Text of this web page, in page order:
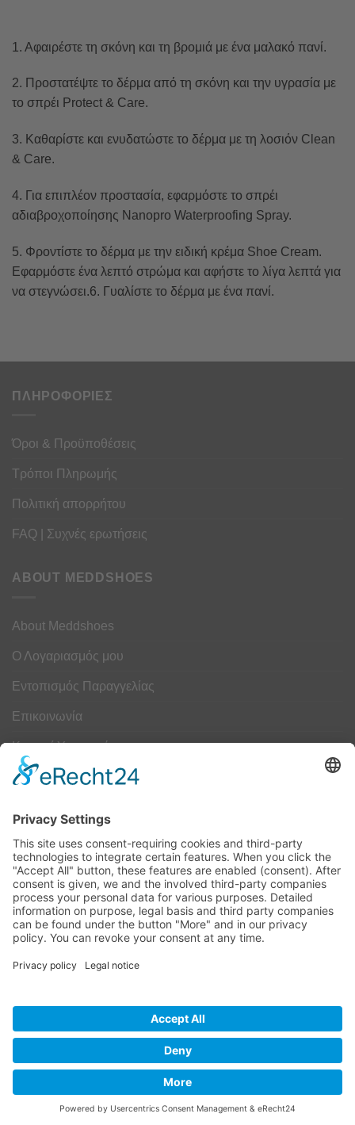
1. Αφαιρέστε τη σκόνη και τη βρομιά με ένα μαλακό πανί.
2. Προστατέψτε το δέρμα από τη σκόνη και την υγρασία με
το σπρέι Protect & Care.
3. Καθαρίστε και ενυδατώστε το δέρμα με τη λοσιόν Clean
& Care.
4. Για επιπλέον προστασία, εφαρμόστε το σπρέι
αδιαβροχοποίησης Nanopro Waterproofing Spray.
5. Φροντίστε το δέρμα με την ειδική κρέμα Shoe Cream.
Εφαρμόστε ένα λεπτό στρώμα και αφήστε το λίγα λεπτά για
να στεγνώσει.6. Γυαλίστε το δέρμα με ένα πανί.
ΠΛΗΡΟΦΟΡΙΕΣ
Όροι & Προϋποθέσεις
Τρόποι Πληρωμής
Πολιτική απορρήτου
FAQ | Συχνές ερωτήσεις
ABOUT MEDDSHOES
About Meddshoes
Ο Λογαριασμός μου
Εντοπισμός Παραγγελίας
Επικοινωνία
Κουμπί Υπαναχώρησης
Camper Οδηγός Μεγεθών
ΤΕΧΝΟΛΟΓΙΑ
Τεχνολογία
On
Delivery
TransferCard
Visa
Electron
Powered by Meddshoes©
WITHDRAW FROM CONTRACT